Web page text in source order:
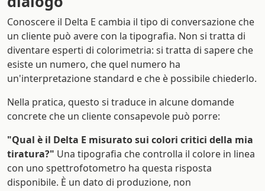
Conoscere il Delta E cambia il tipo di conversazione che
un cliente può avere con la tipografia. Non si tratta di
diventare esperti di colorimetria: si tratta di sapere che
esiste un numero, che quel numero ha
un'interpretazione standard e che è possibile chiederlo.
Nella pratica, questo si traduce in alcune domande
concrete che un cliente consapevole può porre:
"Qual è il Delta E misurato sui colori critici della mia
tiratura?" Una tipografia che controlla il colore in linea
con uno spettrofotometro ha questa risposta
disponibile. È un dato di produzione, non